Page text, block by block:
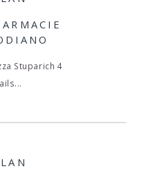
Stuparich 4